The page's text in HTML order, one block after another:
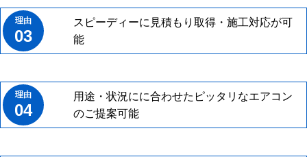
03
スピーディーに見積もり取得・施工対応が可
能
04
用途・状況にに合わせたピッタリなエアコン
のご提案可能